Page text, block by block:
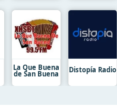
La Que Buena
de San Buena Distopía Radio